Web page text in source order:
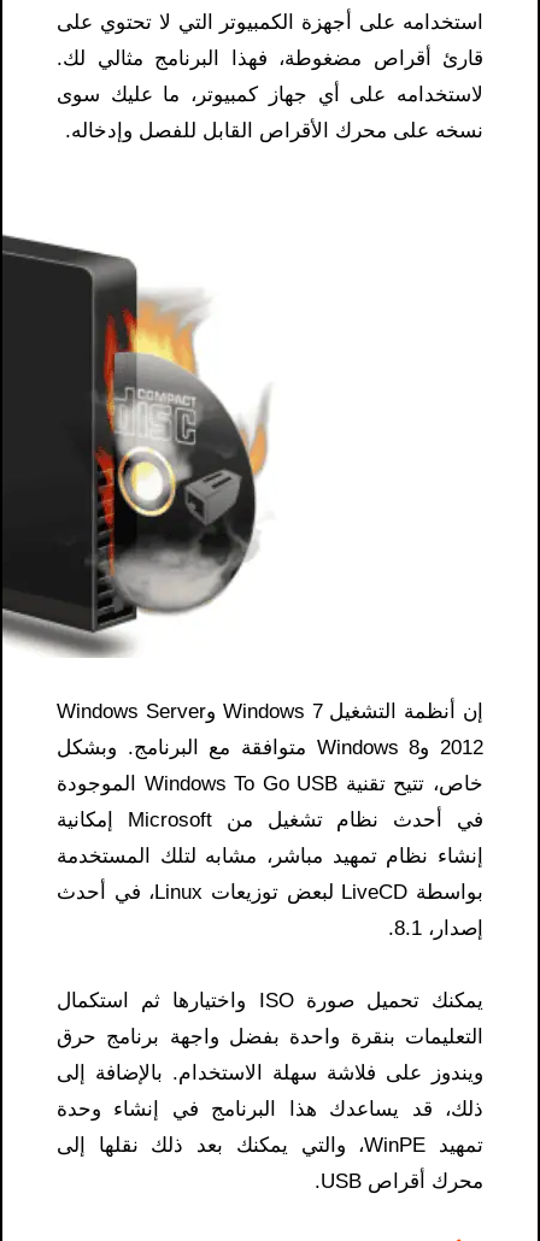
استخدامه على أجهزة الكمبيوتر التي لا تحتوي على
قارئ أقراص مضغوطة، فهذا البرنامج مثالي لك.
لاستخدامه على أي جهاز كمبيوتر، ما عليك سوى
نسخه على محرك الأقراص القابل للفصل وإدخاله.
إن أنظمة التشغيل Windows 7 وWindows Server
2012 وWindows 8 متوافقة مع البرنامج. وبشكل
خاص، تتيح تقنية Windows To Go USB الموجودة
في أحدث نظام تشغيل من Microsoft إمكانية
إنشاء نظام تمهيد مباشر، مشابه لتلك المستخدمة
بواسطة LiveCD لبعض توزيعات Linux، في أحدث
إصدار، 8.1.
يمكنك تحميل صورة ISO واختيارها ثم استكمال
التعليمات بنقرة واحدة بفضل واجهة برنامج حرق
ويندوز على فلاشة سهلة الاستخدام. بالإضافة إلى
ذلك، قد يساعدك هذا البرنامج في إنشاء وحدة
تمهيد WinPE، والتي يمكنك بعد ذلك نقلها إلى
محرك أقراص USB.